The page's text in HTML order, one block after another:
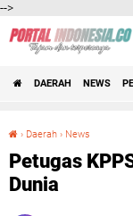
-->
DAERAH NEWS
› Daerah › News
Petugas
Dunia